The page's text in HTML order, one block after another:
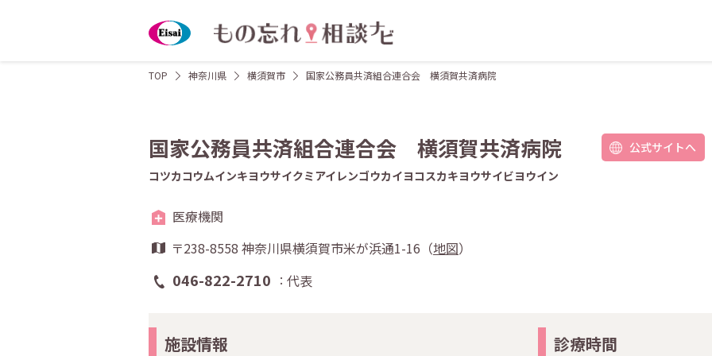
TOP 神奈川県 横須賀市 国家公務員共済組合連合会 横須賀共済病院
国家公務員共済組合連合会 横須賀共済病院
公式サイトへ
コツカコウムインキヨウサイクミアイレンゴウカイヨコスカキヨウサイビヨウイン
医療機関
〒238-8558 神奈川県横須賀市米が浜通1-16（地図）
046-822-2710 代表
施設情報 診療時間